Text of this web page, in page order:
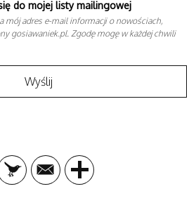
do mojej listy mailingowej
mój adres e-mail informacji o nowościach,
gosiawaniek.pl. Zgodę mogę w każdej chwili